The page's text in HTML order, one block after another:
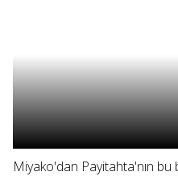
Miyako'dan Payitahta'nın